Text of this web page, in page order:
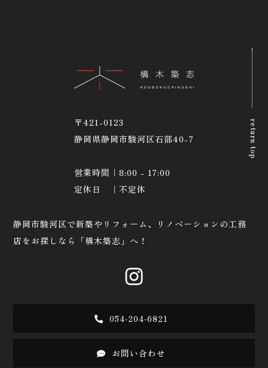
return top
〒421-0123
静岡県静岡市駿河区石部40-7
営業時間｜8:00 - 17:00
定休日 ｜不定休
静岡市駿河区で新築やリフォーム、リノベーションの工務
店をお探しなら「構木築志」へ！
054-204-6821
お問い合わせ